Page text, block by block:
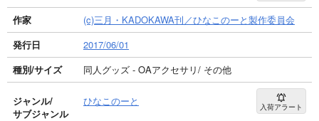
作家
(c)三月・KADOKAWA刊／ひなこのーと製作委員会
発行日
2017/06/01
種別/サイズ
同人グッズ - OAアクセサリ/ その他
ジャンル/
サブジャンル
ひなこのーと 入荷アラート